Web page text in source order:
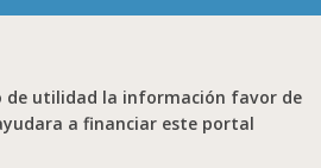
de utilidad la información favor de
a financiar este portal